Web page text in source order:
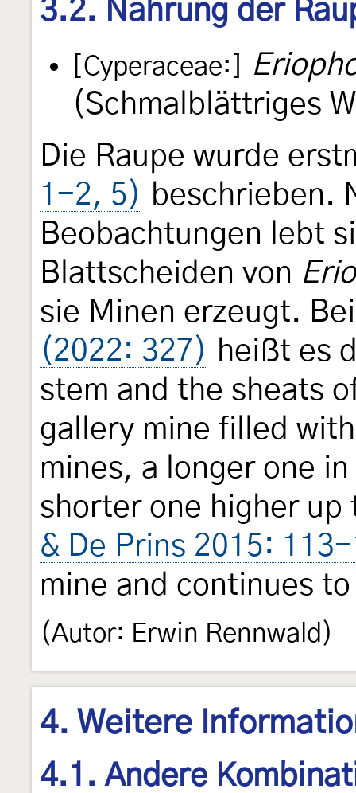
3.2. Nahrung der
[Cyperaceae:]
(Schmalblättriges
Die Raupe wurde
1-2, 5) beschrieben.
Beobachtungen lebt
Blattscheiden von
sie Minen erzeugt.
(2022: 327) heißt es
stem and the sheats
gallery mine filled
mines, a longer one
shorter one higher
& De Prins 2015:
mine and continues
(Autor: Erwin Rennwald)
4. Weitere
4.1. Andere